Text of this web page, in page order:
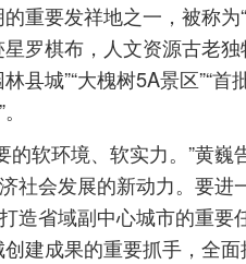
要发祥地之一，被称为
罗棋布，人文资源古老
县城”“大槐树5A景区”“
软环境、软实力。”黄巍
社会发展的新动力。要进
造省域副中心城市的重
建成果的重要抓手，全